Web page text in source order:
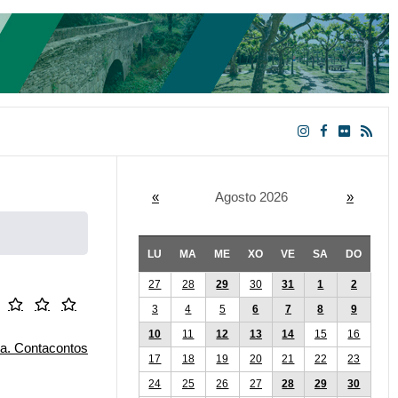
« Agosto 2026 »
LU MA ME XO VE SA DO
27 28 29 30 31 1
2
3
4 5 6 7 8
9
10
11 12 13 14 15
16
17
18 19 20 21 22
23
24
25 26 27 28 29
30